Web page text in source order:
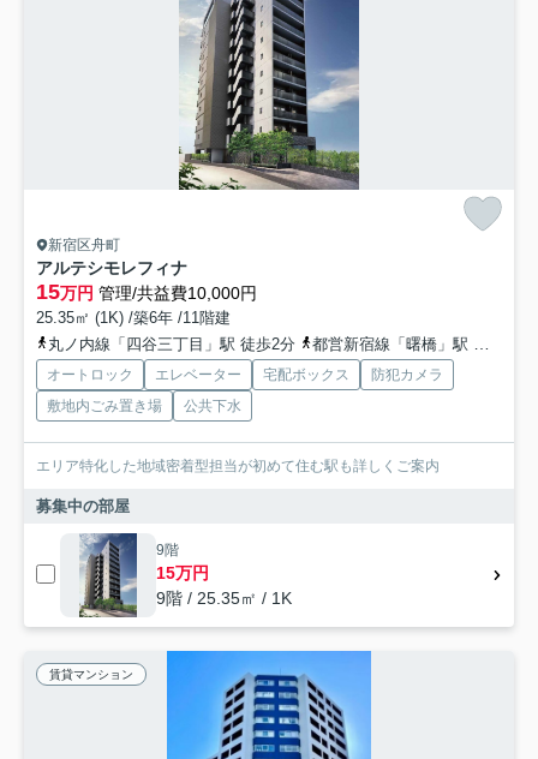
新宿区舟町
アルテシモレフィナ
15万円 管理/共益費10,000円
25.35㎡ (1K) /築6年 /11階建
丸ノ内線「四谷三丁目」駅 徒歩2分
都営新宿線「曙橋」駅 徒歩6分
オートロック エレベーター 宅配ボックス
防犯カメラ
敷地内ごみ置き場
公共下水
エリア特化した地域密着型担当が初めて住む駅も詳しくご案内
募集中の部屋
9階
15万円
9階 / 25.35㎡ / 1K
賃貸マンション